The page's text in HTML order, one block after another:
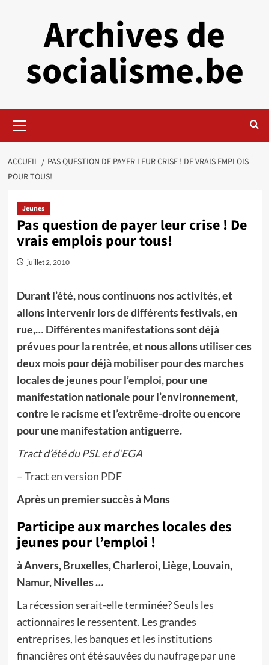
Archives de
socialisme.be
principal
ACCUEIL
PAS QUESTION DE PAYER LEUR CRISE ! DE VRAIS EMPLOIS
POUR TOUS!
Jeunes
Pas question de payer leur crise ! De
vrais emplois pour tous!
juillet 2, 2010
Durant l’été, nous continuons nos activités, et
allons intervenir lors de différents festivals, en
rue,… Différentes manifestations sont déjà
prévues pour la rentrée, et nous allons utiliser ces
deux mois pour déjà mobiliser pour des marches
locales de jeunes pour l’emploi, pour une
manifestation nationale pour l’environnement,
contre le racisme et l’extrême-droite ou encore
pour une manifestation antiguerre.
Tract d’été du PSL et d’EGA
– Tract en version PDF
Après un premier succès à Mons
Participe aux marches locales des
jeunes pour l’emploi !
à Anvers, Bruxelles, Charleroi, Liège, Louvain,
Namur, Nivelles …
La récession serait-elle terminée? Seuls les
actionnaires le ressentent. Les grandes
entreprises, les banques et les institutions
financières ont été sauvées du naufrage par une